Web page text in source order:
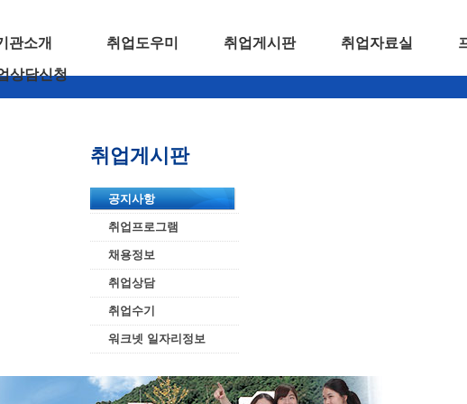
관소개 취업도우미 취업게시판 취업자료실
상담신청
취업게시판
공지사항
취업프로그램
채용정보
취업상담
취업수기
워크넷 일자리정보